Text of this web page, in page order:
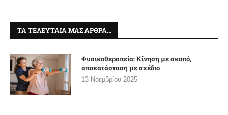
ΤΑ ΤΕΛΕΥΤΑΊΑ ΜΑΣ ΆΡΘΡΑ…
Φυσικοθεραπεία: Κίνηση με σκοπό,
αποκατάσταση με σχέδιο
13 Νοεμβρίου 2025